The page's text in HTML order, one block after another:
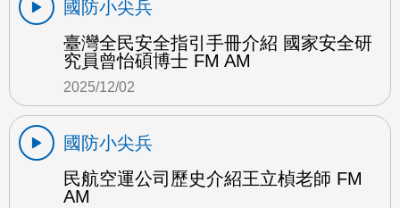
國防小尖兵
臺灣全民安全指引手冊介紹 國家安全研
究員曾怡碩博士 FM AM
2025/12/02
國防小尖兵
民航空運公司歷史介紹王立楨老師 FM
AM